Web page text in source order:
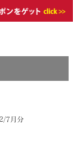
7月分